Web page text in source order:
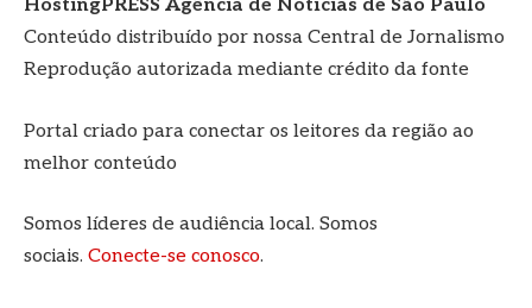
HostingPRESS Agência de Notícias de São Paulo
Conteúdo distribuído por nossa Central de Jornalismo
Reprodução autorizada mediante crédito da fonte
Portal criado para conectar os leitores da região ao
melhor conteúdo
Somos líderes de audiência local. Somos
sociais. Conecte-se conosco.